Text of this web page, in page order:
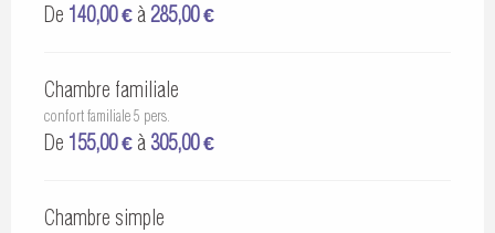
De 140,00 € à 285,00 €
Chambre familiale
confort familiale 5 pers.
De 155,00 € à 305,00 €
Chambre simple